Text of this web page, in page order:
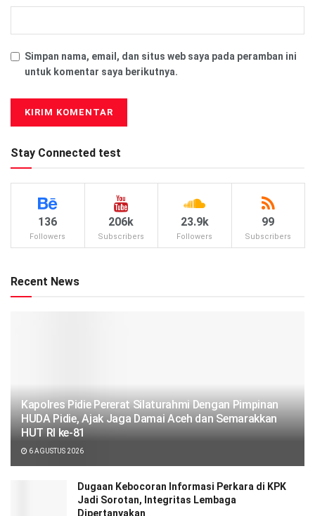
Simpan nama, email, dan situs web saya pada peramban ini
untuk komentar saya berikutnya.
Stay Connected test
136
Followers
206k
Subscribers
23.9k
Followers
99
Subscribers
Recent News
‎‎Kapolres Pidie Pererat Silaturahmi Dengan Pimpinan
HUDA Pidie, Ajak Jaga Damai Aceh dan Semarakkan
HUT RI ke-81
6 AGUSTUS 2026
Dugaan Kebocoran Informasi Perkara di KPK
Jadi Sorotan, Integritas Lembaga
Dipertanyakan